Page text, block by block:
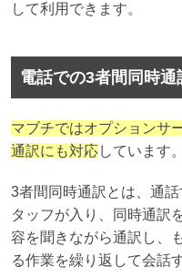
して利用できます。
電話での3者間同時通
マブチではオプションサ
通訳にも対応しています。
3者間同時通訳とは、通
タッフが入り、同時通訳
容を聞きながら通訳し、
る作業を繰り返して会話